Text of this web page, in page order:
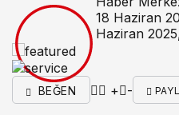
18 Haziran
Haziran
BEĞEN + -